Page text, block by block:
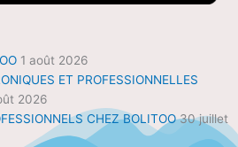
1 août 2026
ET PROFESSIONNELLES
2026
CHEZ BOLITOO 30 juillet